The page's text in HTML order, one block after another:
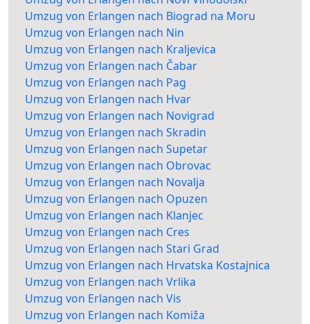
Umzug von Erlangen nach Biograd na Moru
Umzug von Erlangen nach Nin
Umzug von Erlangen nach Kraljevica
Umzug von Erlangen nach Čabar
Umzug von Erlangen nach Pag
Umzug von Erlangen nach Hvar
Umzug von Erlangen nach Novigrad
Umzug von Erlangen nach Skradin
Umzug von Erlangen nach Supetar
Umzug von Erlangen nach Obrovac
Umzug von Erlangen nach Novalja
Umzug von Erlangen nach Opuzen
Umzug von Erlangen nach Klanjec
Umzug von Erlangen nach Cres
Umzug von Erlangen nach Stari Grad
Umzug von Erlangen nach Hrvatska Kostajnica
Umzug von Erlangen nach Vrlika
Umzug von Erlangen nach Vis
Umzug von Erlangen nach Komiža